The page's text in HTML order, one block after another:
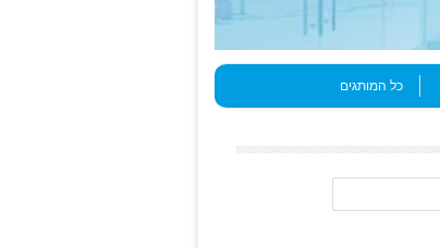
כל המותגים